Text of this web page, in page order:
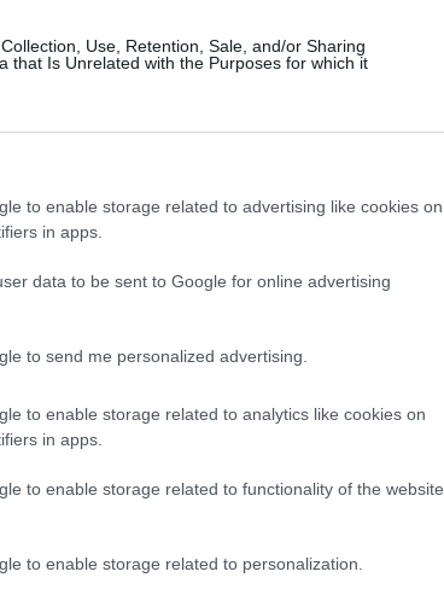
Use, Retention, Sale, and/or Sharing
that Is Unrelated with the Purposes for which it
to enable storage related to advertising like cookies on
in apps.
data to be sent to Google for online advertising
to send me personalized advertising.
to enable storage related to analytics like cookies on
in apps.
to enable storage related to functionality of the website
to enable storage related to personalization.
EGRI ÜGYEK Google Hírek oldalán!